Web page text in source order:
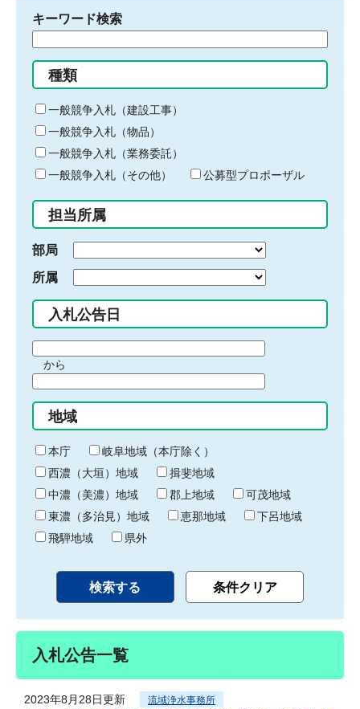
キーワード検索
る
キ
ー
ワ
ー
ド
入
力
種類
一般競争入札（建設工事）
一般競争入札（物品）
一般競争入札（業務委託）
一般競争入札（その他）
公募型プロポーザル
担当所属
部局
所属
入札公告日
間
始
り
から
間
終
わ
り
地域
本庁
岐阜地域（本庁除く）
西濃（大垣）地域
揖斐地域
中濃（美濃）地域
郡上地域
可茂地域
東濃（多治見）地域
恵那地域
下呂地域
飛騨地域
県外
入札公告一覧
2023年8月28日更新 流域浄水事務所